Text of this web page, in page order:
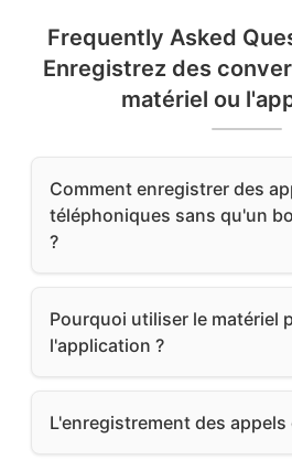
Frequently Asked
Enregistrez des
matériel ou
Comment enregistrer des
téléphoniques sans qu'un
?
Pourquoi utiliser le matériel
l'application ?
L'enregistrement des appels